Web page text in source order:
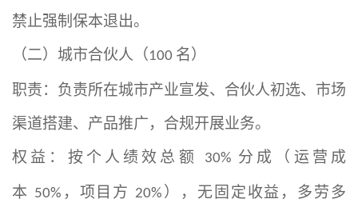
禁止强制保本退出。
（二）城市合伙人（ 100 名）
职责：负责所在城市产业宣发、合伙人初选、市场
渠道搭建、产品推广，合规开展业务。
权益：按个人绩效总额
30% 分成（运营成
本 50% ，项目方 20% ），无固定收益，多劳多